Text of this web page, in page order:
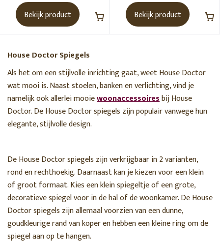
Bekijk product Bekijk product
House Doctor Spiegels
Als het om een stijlvolle inrichting gaat, weet House Doctor
wat mooi is. Naast stoelen, banken en verlichting, vind je
namelijk ook allerlei mooiewoonaccessoiresbij House
Doctor. De House Doctor spiegels zijn populair vanwege hun
elegante, stijlvolle design.
De House Doctor spiegels zijn verkrijgbaar in 2 varianten,
rond en rechthoekig. Daarnaast kan je kiezen voor een klein
of groot formaat. Kies een klein spiegeltje of een grote,
decoratieve spiegel voor in de hal of de woonkamer. De House
Doctor spiegels zijn allemaal voorzien van een dunne,
goudkleurige rand van koper en hebben een kleine ring om de
spiegel aan op te hangen.